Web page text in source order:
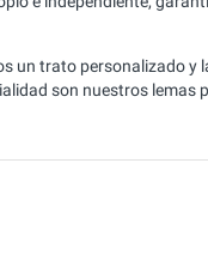
un trato personalizado y
son nuestros lemas